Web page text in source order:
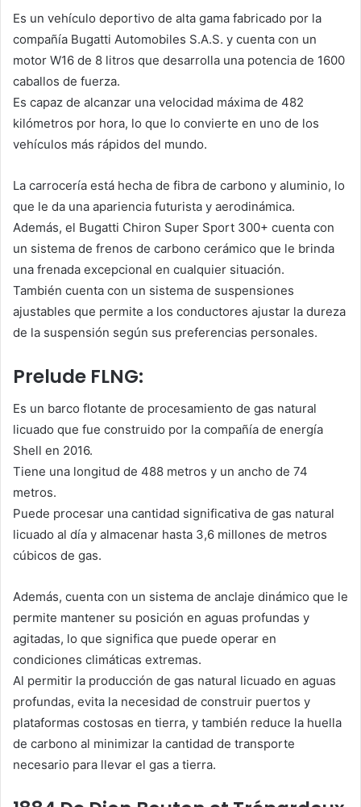
Es un vehículo deportivo de alta gama fabricado por la
compañía Bugatti Automobiles S.A.S. y cuenta con un
motor W16 de 8 litros que desarrolla una potencia de 1600
caballos de fuerza.
Es capaz de alcanzar una velocidad máxima de 482
kilómetros por hora, lo que lo convierte en uno de los
vehículos más rápidos del mundo.
La carrocería está hecha de fibra de carbono y aluminio, lo
que le da una apariencia futurista y aerodinámica.
Además, el Bugatti Chiron Super Sport 300+ cuenta con
un sistema de frenos de carbono cerámico que le brinda
una frenada excepcional en cualquier situación.
También cuenta con un sistema de suspensiones
ajustables que permite a los conductores ajustar la dureza
de la suspensión según sus preferencias personales.
Prelude FLNG:
Es un barco flotante de procesamiento de gas natural
licuado que fue construido por la compañía de energía
Shell en 2016.
Tiene una longitud de 488 metros y un ancho de 74
metros.
Puede procesar una cantidad significativa de gas natural
licuado al día y almacenar hasta 3,6 millones de metros
cúbicos de gas.
Además, cuenta con un sistema de anclaje dinámico que le
permite mantener su posición en aguas profundas y
agitadas, lo que significa que puede operar en
condiciones climáticas extremas.
Al permitir la producción de gas natural licuado en aguas
profundas, evita la necesidad de construir puertos y
plataformas costosas en tierra, y también reduce la huella
de carbono al minimizar la cantidad de transporte
necesario para llevar el gas a tierra.